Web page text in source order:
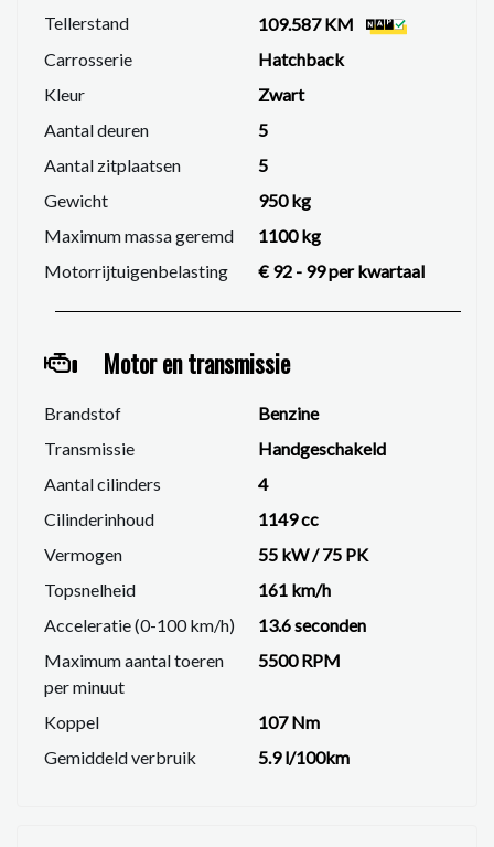
Tellerstand
109.587 KM
Carrosserie
Hatchback
Kleur
Zwart
Aantal deuren
5
Aantal zitplaatsen
5
Gewicht
950 kg
Maximum massa geremd
1100 kg
Motorrijtuigenbelasting
€ 92 - 99 per kwartaal
Motor en transmissie
Brandstof
Benzine
Transmissie
Handgeschakeld
Aantal cilinders
4
Cilinderinhoud
1149 cc
Vermogen
55 kW / 75 PK
Topsnelheid
161 km/h
Acceleratie (0-100 km/h)
13.6 seconden
Maximum aantal toeren
per minuut
5500 RPM
Koppel
107 Nm
Gemiddeld verbruik
5.9 l/100km